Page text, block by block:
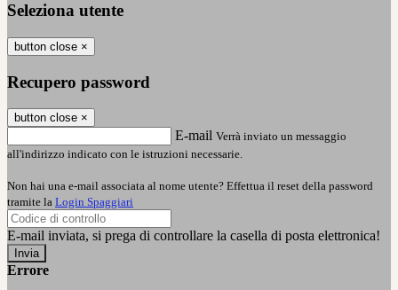
Seleziona utente
button close ×
Recupero password
button close ×
E-mail Verrà inviato un messaggio
all'indirizzo indicato con le istruzioni necessarie.
Non hai una e-mail associata al nome utente? Effettua il reset della password
tramite la Login Spaggiari
E-mail inviata, si prega di controllare la casella di posta elettronica!
Errore